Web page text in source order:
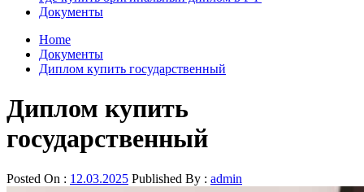
Документы
Home
Документы
Диплом купить государственный
Диплом купить
государственный
Posted On : 12.03.2025 Published By : admin